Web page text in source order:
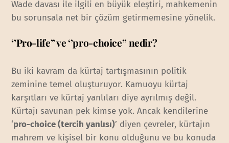
Wade davası ile ilgili en büyük eleştiri, mahkemenin
bu sorunsala net bir çözüm getirmemesine yönelik.
‘’Pro-life’’ ve ‘’pro-choice’’ nedir?
Bu iki kavram da kürtaj tartışmasının politik
zeminine temel oluşturuyor. Kamuoyu kürtaj
karşıtları ve kürtaj yanlıları diye ayrılmış değil.
Kürtajı savunan pek kimse yok. Ancak kendilerine
‘pro-choice (tercih yanlısı)’ diyen çevreler, kürtajın
mahrem ve kişisel bir konu olduğunu ve bu konuda